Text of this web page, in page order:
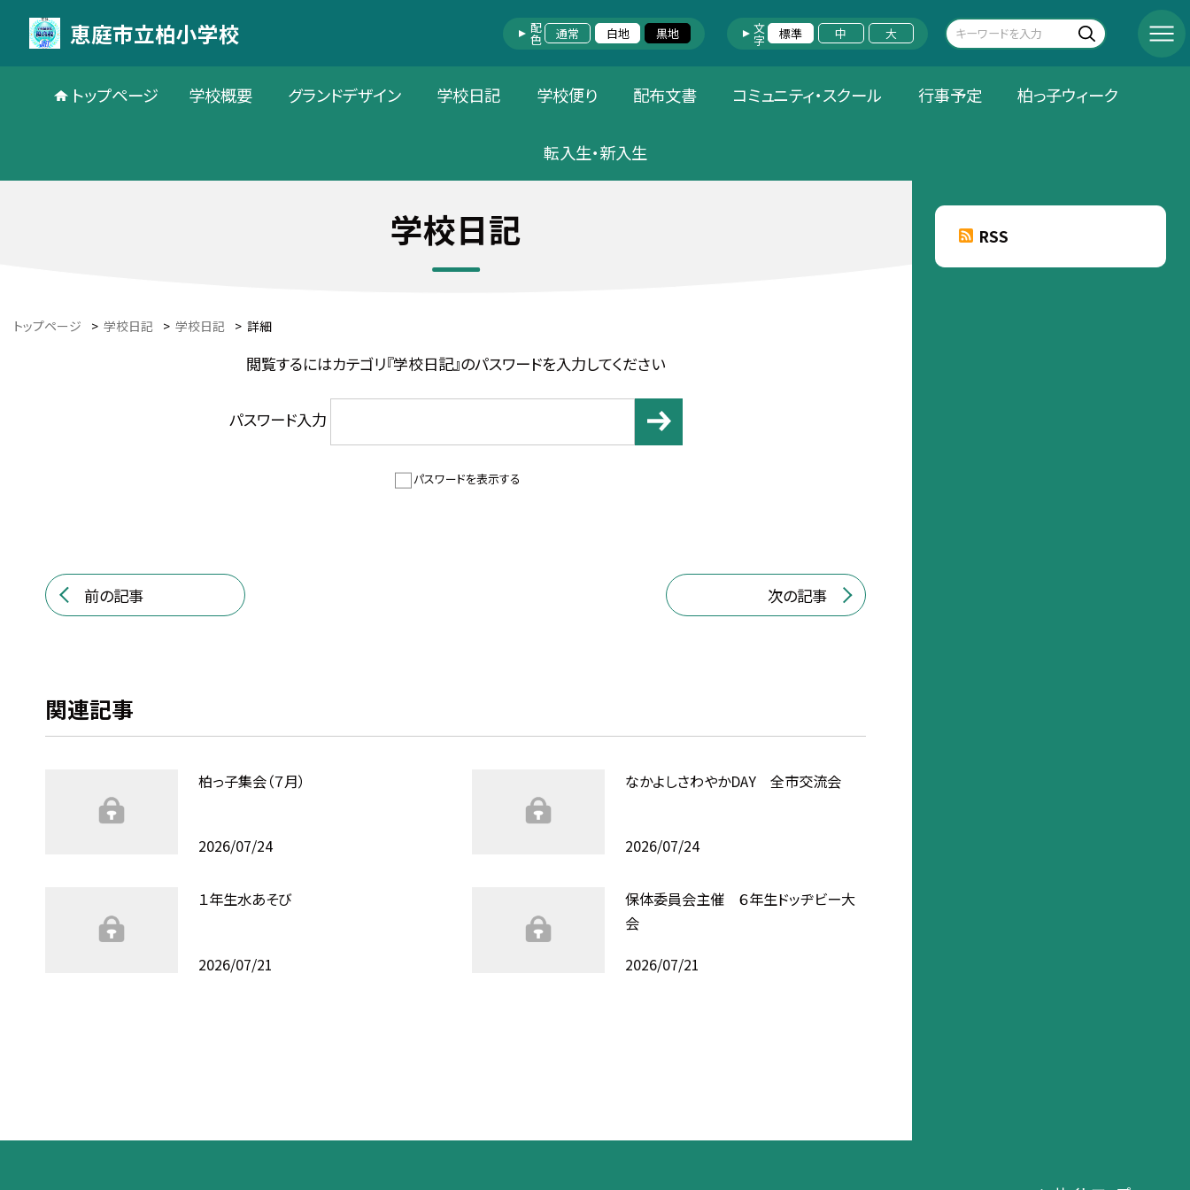
恵庭市立柏小学校 配色 通常 白地 黒地 文字 標準 中 大
トップページ 学校概要 グランドデザイン 学校日記 学校便り 配布文書 コミュニティ・スクール 行事予定 柏っ子ウィーク
転入生・新入生
学校日記
トップページ > 学校日記 > 学校日記 > 詳細
閲覧するにはカテゴリ『学校日記』のパスワードを入力してください
パスワード入力
パスワードを表示する
前の記事 次の記事
関連記事
柏っ子集会（７月）
2026/07/24
なかよしさわやかDAY 全市交流会
2026/07/24
１年生水あそび
2026/07/21
保体委員会主催 ６年生ドッヂビー大
会
2026/07/21
RSS